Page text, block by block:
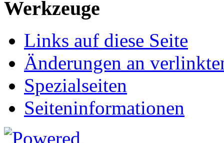
Werkzeuge
Links auf diese Seite
Änderungen an
Spezialseiten
Seiten­informationen